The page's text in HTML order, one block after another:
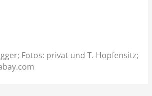
Fotos: privat und T. Hopfensitz;